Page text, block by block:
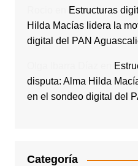
Estructuras
Hilda Macías lidera la
digital del PAN
disputa: Alma Hilda
en el sondeo digital del
Categoría